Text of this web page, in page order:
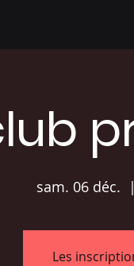
sam. 06 déc.
  |
Les